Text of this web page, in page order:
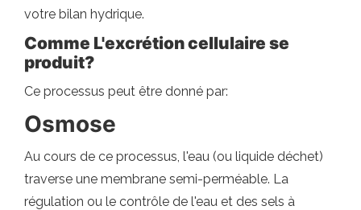
votre bilan hydrique.
Comme L'excrétion cellulaire se
produit?
Ce processus peut être donné par:
Osmose
Au cours de ce processus, l'eau (ou liquide déchet)
traverse une membrane semi-perméable. La
régulation ou le contrôle de l'eau et des sels à